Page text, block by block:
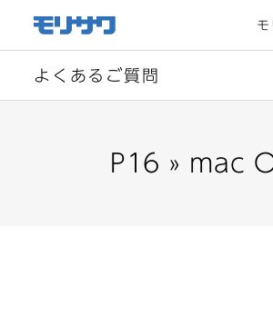
よくあるご質問
P16 » mac